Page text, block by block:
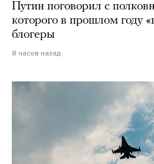
Путин поговорил с
которого в прошлом году
блогеры
8 часов назад